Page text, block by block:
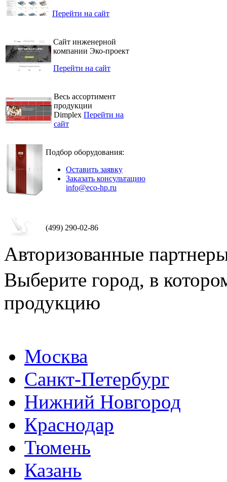
Перейти на сайт
Сайт инженерной
компании Эко-проект
Перейти на сайт
Весь ассортимент
продукции
Dimplex Перейти на
сайт
Подбор оборудования:
Оставить заявку
Заказать консультацию
info@eco-hp.ru
(499) 290-02-86
Авторизованные
Выберите город, в
продукцию
Москва
Санкт-Петербург
Нижний Новгород
Краснодар
Тюмень
Казань